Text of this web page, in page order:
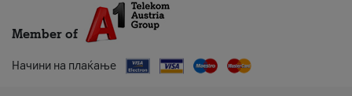
Member of
Начини на плаќање